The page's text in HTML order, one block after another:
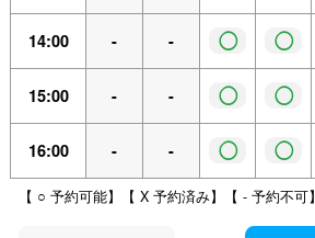
14:00 - - ◯ ◯
15:00 - - ◯ ◯
16:00 - - ◯ ◯
【 ○ 予約可能】【 X 予約済み】【 - 予約不可】